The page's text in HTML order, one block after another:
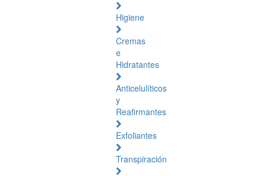
Higiene
Cremas
e
Hidratantes
Anticelulíticos
y
Reafirmantes
Exfoliantes
Transpiración